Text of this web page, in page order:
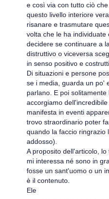
e così via con tutto ciò
questo livello interiore
risanare e trasmutare
volta che le ha
decidere se continuare a
distruttivo o viceversa
in senso positivo e
Di situazioni e persone
se i media, guarda un po'
parlano. E poi
accorgiamo
manifesta in eventi
trovo straordinario poter
quando la faccio ringrazio
addosso).
A proposito dell'articolo,
mi interessa né sono in
fosse un sant'uomo o un
è il contenuto.
Ele